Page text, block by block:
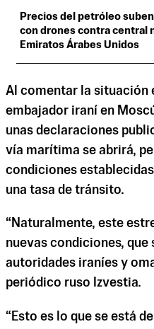
Precios del petróleo
con drones contra central
Emiratos Árabes Unidos
Al comentar la situación
embajador iraní en
unas declaraciones
vía marítima se abrirá,
condiciones
una tasa de tránsito.
“Naturalmente, este
nuevas condiciones,
autoridades iraníes y
periódico ruso Izvestia.
“Esto es lo que se está